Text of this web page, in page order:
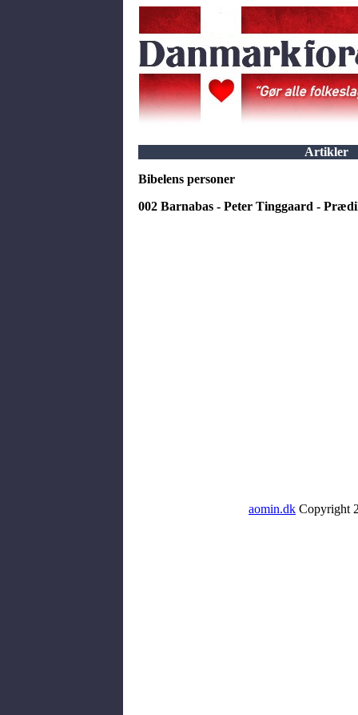
Artikler
Bibelens personer
002 Barnabas - Peter Tinggaard -
aomin.dk Copyright